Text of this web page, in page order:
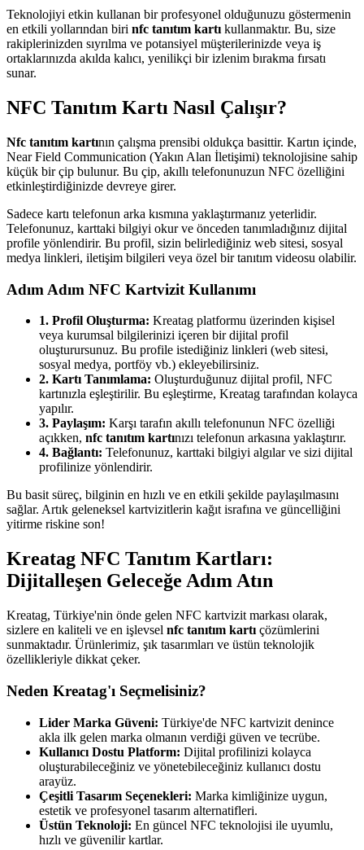
Teknolojiyi etkin kullanan bir profesyonel olduğunuzu göstermenin
en etkili yollarından biri nfc tanıtım kartı kullanmaktır. Bu, size
rakiplerinizden sıyrılma ve potansiyel müşterilerinizde veya iş
ortaklarınızda akılda kalıcı, yenilikçi bir izlenim bırakma fırsatı
sunar.
NFC Tanıtım Kartı Nasıl Çalışır?
Nfc tanıtım kartının çalışma prensibi oldukça basittir. Kartın içinde,
Near Field Communication (Yakın Alan İletişimi) teknolojisine sahip
küçük bir çip bulunur. Bu çip, akıllı telefonunuzun NFC özelliğini
etkinleştirdiğinizde devreye girer.
Sadece kartı telefonun arka kısmına yaklaştırmanız yeterlidir.
Telefonunuz, karttaki bilgiyi okur ve önceden tanımladığınız dijital
profile yönlendirir. Bu profil, sizin belirlediğiniz web sitesi, sosyal
medya linkleri, iletişim bilgileri veya özel bir tanıtım videosu olabilir.
Adım Adım NFC Kartvizit Kullanımı
1. Profil Oluşturma: Kreatag platformu üzerinden kişisel
veya kurumsal bilgilerinizi içeren bir dijital profil
oluşturursunuz. Bu profile istediğiniz linkleri (web sitesi,
sosyal medya, portföy vb.) ekleyebilirsiniz.
2. Kartı Tanımlama: Oluşturduğunuz dijital profil, NFC
kartınızla eşleştirilir. Bu eşleştirme, Kreatag tarafından kolayca
yapılır.
3. Paylaşım: Karşı tarafın akıllı telefonunun NFC özelliği
açıkken, nfc tanıtım kartınızı telefonun arkasına yaklaştırır.
4. Bağlantı: Telefonunuz, karttaki bilgiyi algılar ve sizi dijital
profilinize yönlendirir.
Bu basit süreç, bilginin en hızlı ve en etkili şekilde paylaşılmasını
sağlar. Artık geleneksel kartvizitlerin kağıt israfına ve güncelliğini
yitirme riskine son!
Kreatag NFC Tanıtım Kartları:
Dijitalleşen Geleceğe Adım Atın
Kreatag, Türkiye'nin önde gelen NFC kartvizit markası olarak,
sizlere en kaliteli ve en işlevsel nfc tanıtım kartı çözümlerini
sunmaktadır. Ürünlerimiz, şık tasarımları ve üstün teknolojik
özellikleriyle dikkat çeker.
Neden Kreatag'ı Seçmelisiniz?
Lider Marka Güveni: Türkiye'de NFC kartvizit denince
akla ilk gelen marka olmanın verdiği güven ve tecrübe.
Kullanıcı Dostu Platform: Dijital profilinizi kolayca
oluşturabileceğiniz ve yönetebileceğiniz kullanıcı dostu
arayüz.
Çeşitli Tasarım Seçenekleri: Marka kimliğinize uygun,
estetik ve profesyonel tasarım alternatifleri.
Üstün Teknoloji: En güncel NFC teknolojisi ile uyumlu,
hızlı ve güvenilir kartlar.